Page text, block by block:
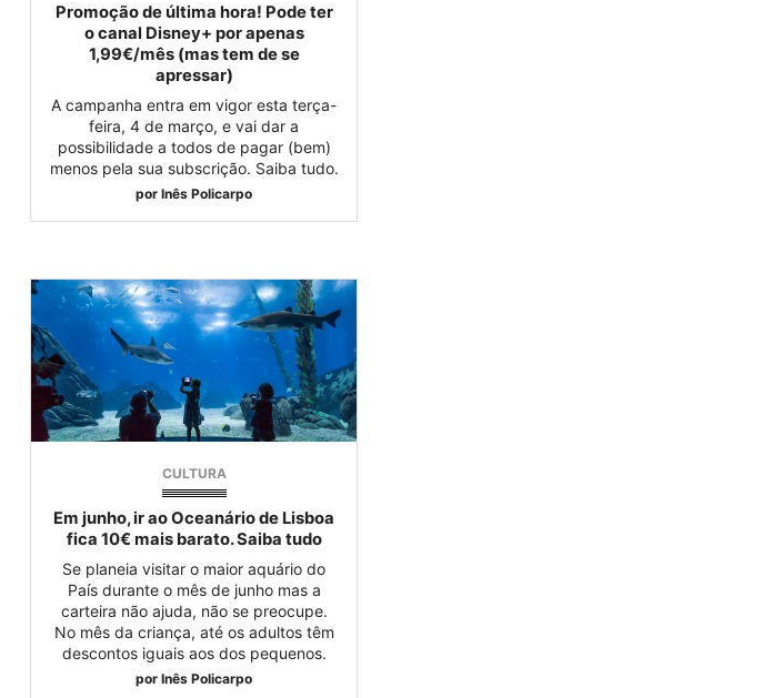
Promoção de última hora! Pode ter
o canal Disney+ por apenas
1,99€/mês (mas tem de se
apressar)
A campanha entra em vigor esta terça-
feira, 4 de março, e vai dar a
possibilidade a todos de pagar (bem)
menos pela sua subscrição. Saiba tudo.
por Inês Policarpo
CULTURA
Em junho, ir ao Oceanário de Lisboa
fica 10€ mais barato. Saiba tudo
Se planeia visitar o maior aquário do
País durante o mês de junho mas a
carteira não ajuda, não se preocupe.
No mês da criança, até os adultos têm
descontos iguais aos dos pequenos.
por Inês Policarpo